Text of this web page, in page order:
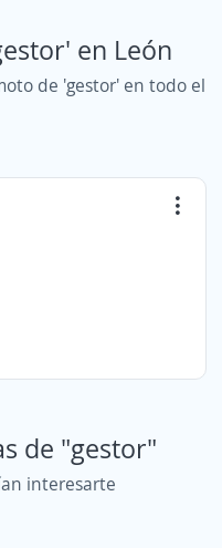
en León
de 'gestor' en todo el
de "gestor"
interesarte